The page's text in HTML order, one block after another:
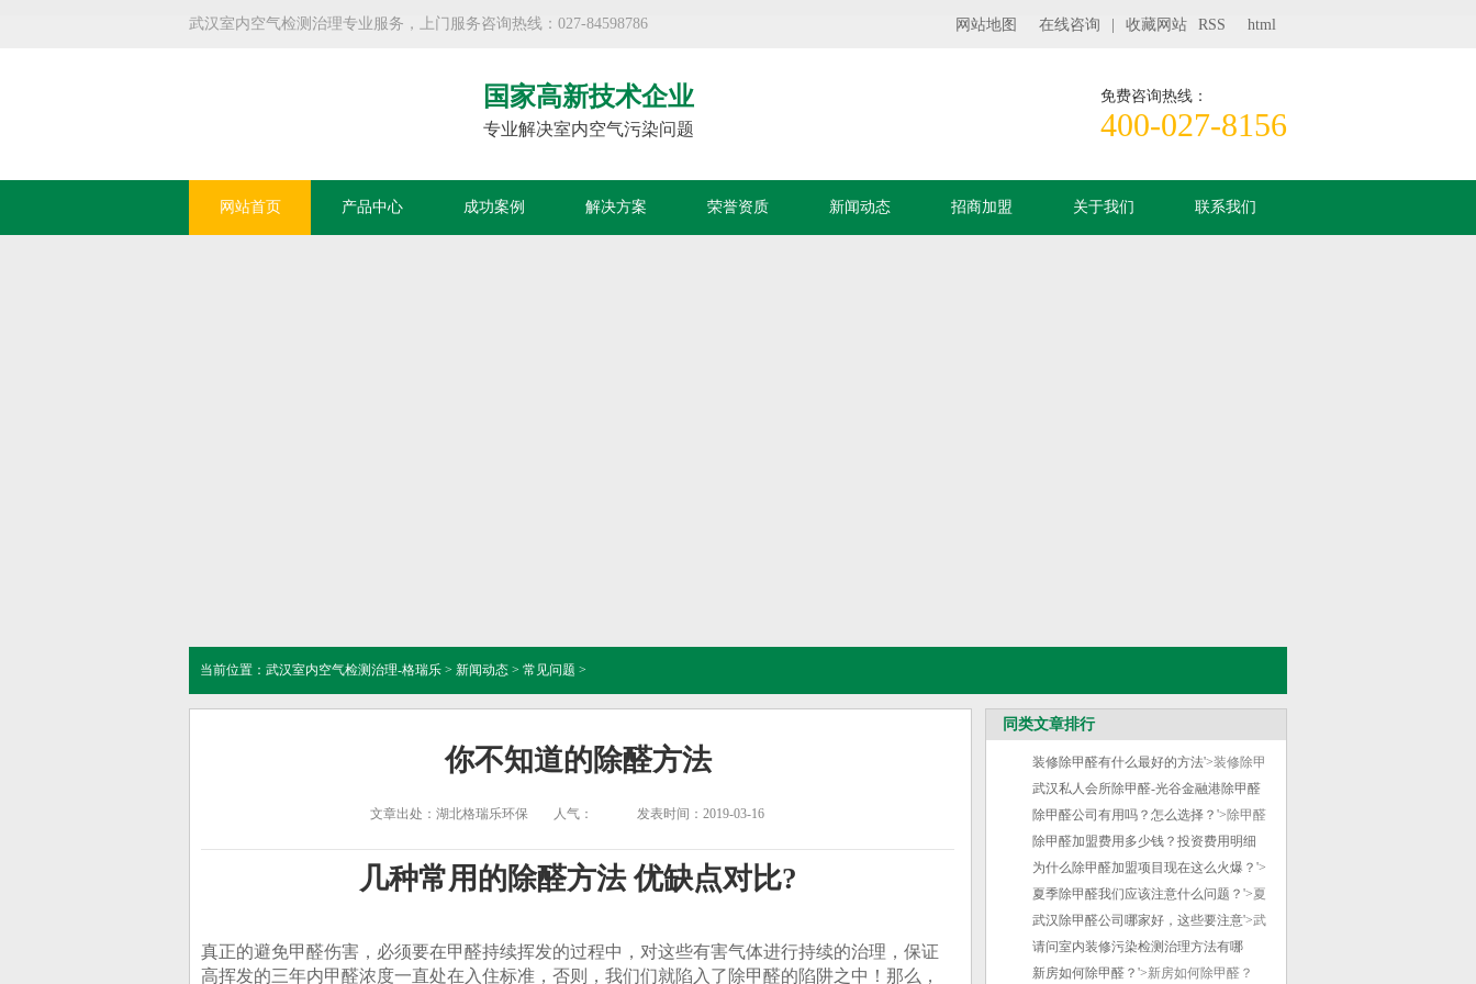
武汉室内空气检测治理专业服务，上门服务咨询热线：027-84598786 网站地图 在线咨询 收藏网站 RSS html
国家高新技术企业
专业解决室内空气污染问题
免费咨询热线：
400-027-8156
网站首页 产品中心 成功案例 解决方案 荣誉资质 新闻动态 招商加盟 关于我们 联系我们
当前位置： 武汉室内空气检测治理-格瑞乐 > 新闻动态 > 常见问题 >
你不知道的除醛方法
文章出处：湖北格瑞乐环保 人气： 发表时间：2019-03-16
几种常用的除醛方法 优缺点对比?
真正的避免甲醛伤害，必须要在甲醛持续挥发的过程中，对这些有害气体进行持续的治理，保证
高挥发的三年内甲醛浓度一直处在入住标准，否则，我们们就陷入了除甲醛的陷阱之中！那么，
同类文章排行
装修除甲醛有什么最好的方法'>装修除甲
醛有什么最好的方法
武汉私人会所除甲醛-光谷金融港除甲醛
专'>武汉私人会所除甲醛-光谷金融港除
甲醛专
除甲醛公司有用吗？怎么选择？'>除甲醛
公司有用吗？怎么选择？
除甲醛加盟费用多少钱？投资费用明细
是'>除甲醛加盟费用多少钱？投资费用明
细是
为什么除甲醛加盟项目现在这么火爆？'>
为什么除甲醛加盟项目现在这么火爆？
夏季除甲醛我们应该注意什么问题？'>夏
季除甲醛我们应该注意什么问题？
武汉除甲醛公司哪家好，这些要注意'>武
汉除甲醛公司哪家好，这些要注意
请问室内装修污染检测治理方法有哪
些？'>请问室内装修污染检测治理方法有
新房如何除甲醛？'>新房如何除甲醛？